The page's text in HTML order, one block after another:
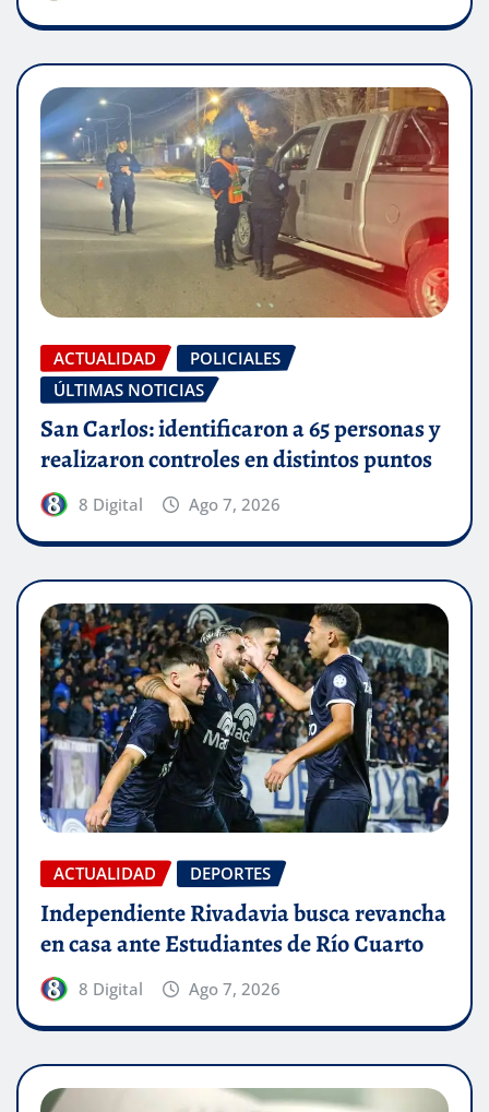
ACTUALIDAD
POLICIALES
ÚLTIMAS NOTICIAS
San Carlos: identificaron a 65 personas y
realizaron controles en distintos puntos
8 Digital Ago 7, 2026
ACTUALIDAD DEPORTES
Independiente Rivadavia busca revancha
en casa ante Estudiantes de Río Cuarto
8 Digital Ago 7, 2026